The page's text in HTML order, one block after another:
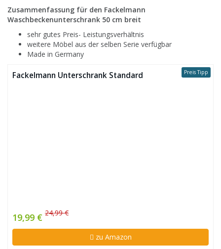
Zusammenfassung für den Fackelmann
Waschbeckenunterschrank 50 cm breit
sehr gutes Preis- Leistungsverhältnis
weitere Möbel aus der selben Serie verfügbar
Made in Germany
Preis Tipp
Fackelmann Unterschrank Standard
19,99 € 24,99 €
zu Amazon